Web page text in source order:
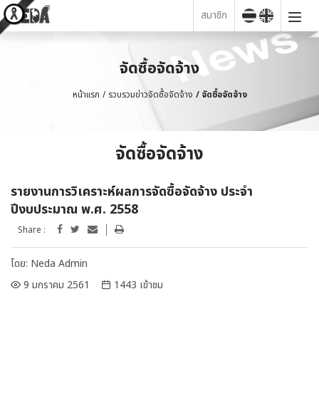
สมาชิก
จัดซื้อจัดจ้าง
หน้าแรก รวบรวมข่าวจัดซื้อจัดจ้าง จัดซื้อจัดจ้าง
จัดซื้อจัดจ้าง
รายงานการวิเคราะห์ผลการจัดซื้อจัดจ้าง ประจำ
ปีงบประมาณ พ.ศ. 2558
Share :
โดย: Neda Admin
9 มกราคม 2561
1443 เข้าชม